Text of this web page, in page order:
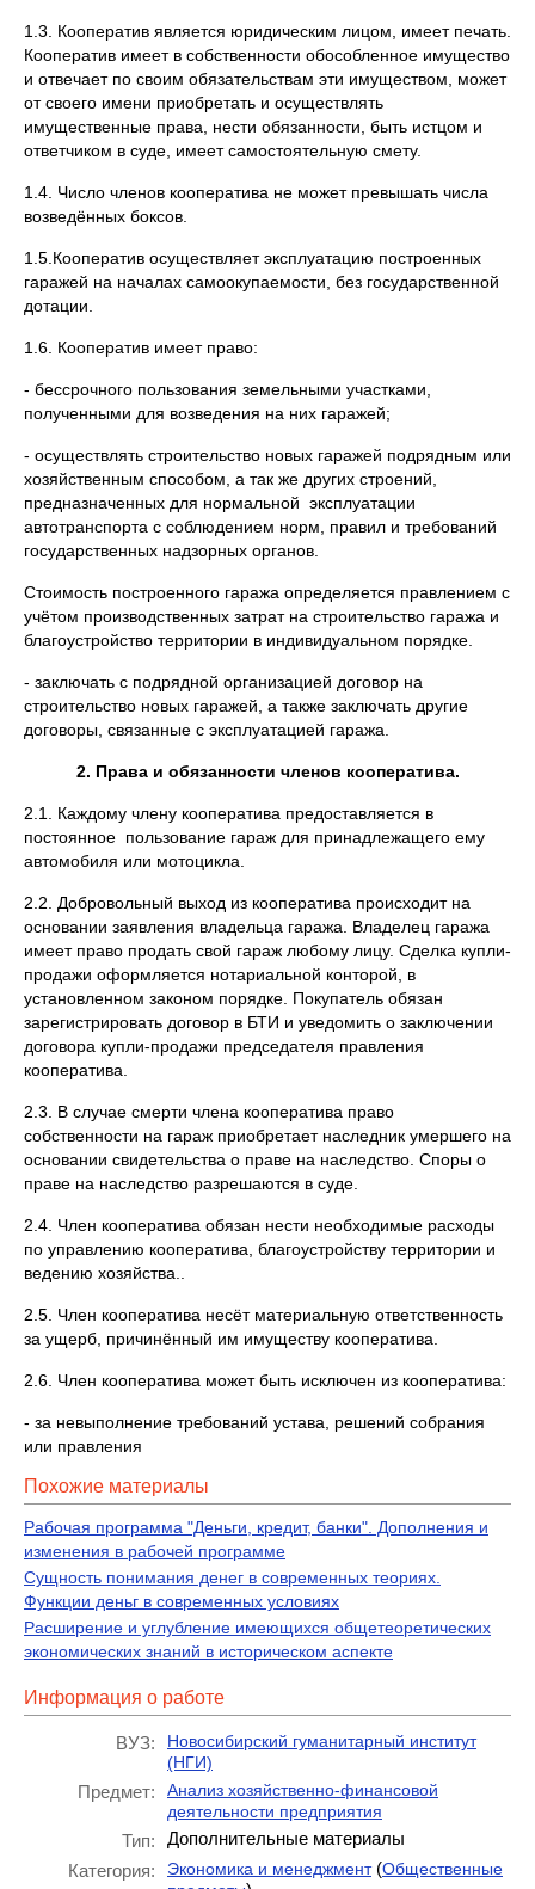
1.3. Кооператив является юридическим лицом, имеет печать.
Кооператив имеет в собственности обособленное имущество
и отвечает по своим обязательствам эти имуществом, может
от своего имени приобретать и осуществлять
имущественные права, нести обязанности, быть истцом и
ответчиком в суде, имеет самостоятельную смету.
1.4. Число членов кооператива не может превышать числа
возведённых боксов.
1.5.Кооператив осуществляет эксплуатацию построенных
гаражей на началах самоокупаемости, без государственной
дотации.
1.6. Кооператив имеет право:
- бессрочного пользования земельными участками,
полученными для возведения на них гаражей;
- осуществлять строительство новых гаражей подрядным или
хозяйственным способом, а так же других строений,
предназначенных для нормальной эксплуатации
автотранспорта с соблюдением норм, правил и требований
государственных надзорных органов.
Стоимость построенного гаража определяется правлением с
учётом производственных затрат на строительство гаража и
благоустройство территории в индивидуальном порядке.
- заключать с подрядной организацией договор на
строительство новых гаражей, а также заключать другие
договоры, связанные с эксплуатацией гаража.
2. Права и обязанности членов кооператива.
2.1. Каждому члену кооператива предоставляется в
постоянное пользование гараж для принадлежащего ему
автомобиля или мотоцикла.
2.2. Добровольный выход из кооператива происходит на
основании заявления владельца гаража. Владелец гаража
имеет право продать свой гараж любому лицу. Сделка купли-
продажи оформляется нотариальной конторой, в
установленном законом порядке. Покупатель обязан
зарегистрировать договор в БТИ и уведомить о заключении
договора купли-продажи председателя правления
кооператива.
2.3. В случае смерти члена кооператива право
собственности на гараж приобретает наследник умершего на
основании свидетельства о праве на наследство. Споры о
праве на наследство разрешаются в суде.
2.4. Член кооператива обязан нести необходимые расходы
по управлению кооператива, благоустройству территории и
ведению хозяйства..
2.5. Член кооператива несёт материальную ответственность
за ущерб, причинённый им имуществу кооператива.
2.6. Член кооператива может быть исключен из кооператива:
- за невыполнение требований устава, решений собрания
или правления
Похожие материалы
Рабочая программа "Деньги, кредит, банки". Дополнения и
изменения в рабочей программе
Сущность понимания денег в современных теориях.
Функции деньг в современных условиях
Расширение и углубление имеющихся общетеоретических
экономических знаний в историческом аспекте
Информация о работе
ВУЗ:
Новосибирский гуманитарный институт
(НГИ)
Предмет:
Анализ хозяйственно-финансовой
деятельности предприятия
Тип:
Дополнительные материалы
Категория:
Экономика и менеджмент(Общественные